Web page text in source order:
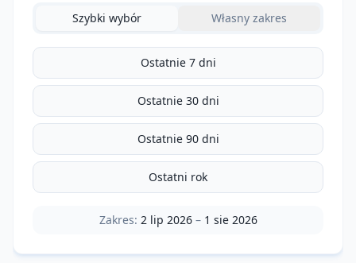
Szybki wybór Własny zakres
Ostatnie 7 dni
Ostatnie 30 dni
Ostatnie 90 dni
Ostatni rok
Zakres: 2 lip 2026– 1 sie 2026